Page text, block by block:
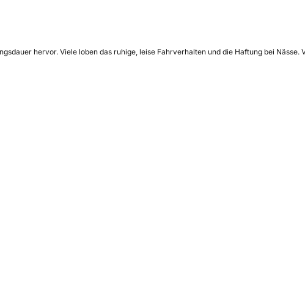
hervor. Viele loben das ruhige, leise Fahrverhalten und die Haftung bei